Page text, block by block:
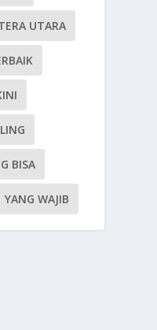
UTARA
BISA
YANG WAJIB